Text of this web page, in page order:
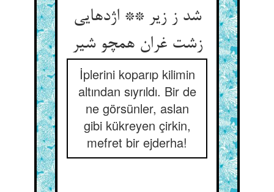
شد ز زیر ** اژدهایی
زشت غران همچو شیر
İplerini koparıp kilimin
altından sıyrıldı. Bir de
ne görsünler, aslan
gibi kükreyen çirkin,
mefret bir ejderha!